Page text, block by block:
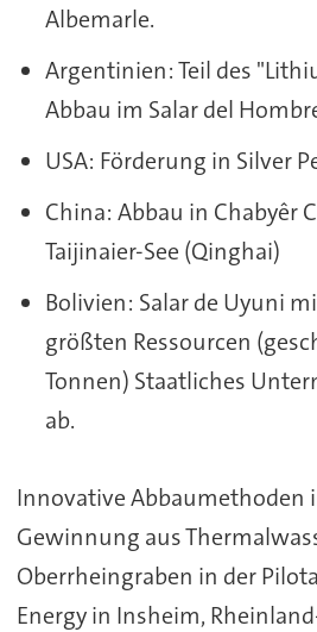
Albemarle.
Argentinien: Teil des
Abbau im Salar del
USA: Förderung in Silver
China: Abbau in Chabyêr
Taijinaier-See (Qinghai)
Bolivien: Salar de Uyuni
größten Ressourcen
Tonnen) Staatliches
ab.
Innovative Abbaumethoden
Gewinnung aus
Oberrheingraben in der
Energy in Insheim,